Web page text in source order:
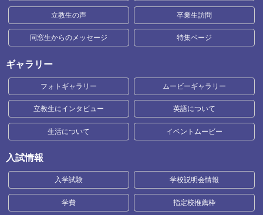
立教生の声 卒業生訪問
同窓生からのメッセージ 特集ページ
ギャラリー
フォトギャラリー ムービーギャラリー
立教生にインタビュー 英語について
生活について イベントムービー
入試情報
入学試験 学校説明会情報
学費 指定校推薦枠